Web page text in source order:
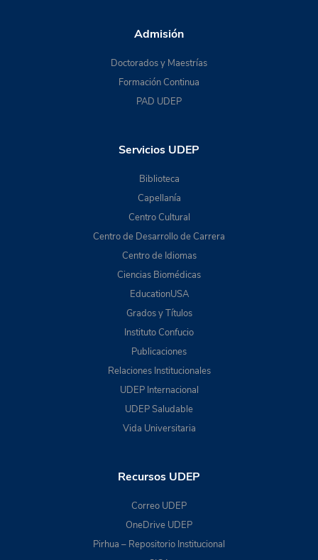
Admisión
Doctorados y Maestrías
Formación Continua
PAD UDEP
Servicios UDEP
Biblioteca
Capellanía
Centro Cultural
Centro de Desarrollo de Carrera
Centro de Idiomas
Ciencias Biomédicas
EducationUSA
Grados y Títulos
Instituto Confucio
Publicaciones
Relaciones Institucionales
UDEP Internacional
UDEP Saludable
Vida Universitaria
Recursos UDEP
Correo UDEP
OneDrive UDEP
Pirhua – Repositorio Institucional